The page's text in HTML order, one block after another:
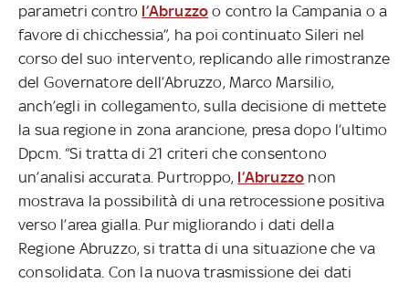
parametri contro l’Abruzzo o contro la Campania o a
favore di chicchessia”, ha poi continuato Sileri nel
corso del suo intervento, replicando alle rimostranze
del Governatore dell’Abruzzo, Marco Marsilio,
anch’egli in collegamento, sulla decisione di mettete
la sua regione in zona arancione, presa dopo l’ultimo
Dpcm. “Si tratta di 21 criteri che consentono
un’analisi accurata. Purtroppo, l’Abruzzo non
mostrava la possibilità di una retrocessione positiva
verso l’area gialla. Pur migliorando i dati della
Regione Abruzzo, si tratta di una situazione che va
consolidata. Con la nuova trasmissione dei dati